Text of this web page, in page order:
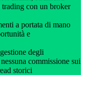
con un broker
a portata di mano
e
degli
commissione sui
storici